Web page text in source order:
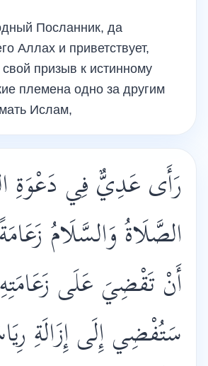
Посланник, да
Аллах и приветствует,
призыв к истинному
племена одно за другим
Ислам,
رَأَى عَدِيٌّ فِي دَعْوَةِ
الصَّلَاةُ وَالسَّلَامُ
أَنْ تَقْضِيَ عَلَى
سَتُفْضِي إِلَى إِزَالَةِ